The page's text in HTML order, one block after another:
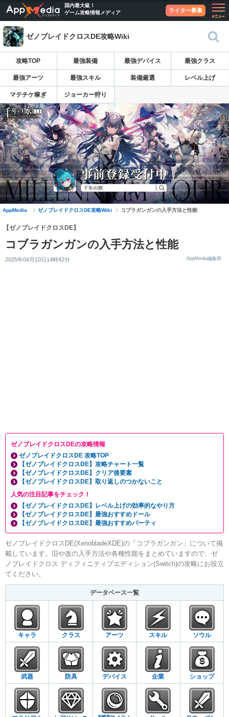
国内最大級！
ゲーム攻略情報メディア
ライター募集
ゼノブレイドクロスDE攻略Wiki
攻略TOP 最強装備 最強デバイス 最強クラス
最強アーツ 最強スキル 装備厳選 レベル上げ
マテチケ稼ぎ ジョーカー狩り
AppMedia ゼノブレイドクロスDE攻略Wiki コブラガンガンの入手方法と性能
【ゼノブレイドクロスDE】
コブラガンガンの入手方法と性能
2025年04月10日14時42分 AppMedia編集部
ゼノブレイドクロスDEの攻略情報
ゼノブレイドクロスDE 攻略TOP
【ゼノブレイドクロスDE】攻略チャート一覧
【ゼノブレイドクロスDE】クリア後要素
【ゼノブレイドクロスDE】取り返しのつかないこと
人気の注目記事をチェック！
【ゼノブレイドクロスDE】レベル上げの効率的なやり方
【ゼノブレイドクロスDE】最強おすすめドール
【ゼノブレイドクロスDE】最強おすすめパーティ
ゼノブレイドクロスDE(XenobladeXDE)の「コブラガンガン」について掲
載しています。旧や改の入手方法や各種性能をまとめていますので、ゼ
ノブレイドクロス ディフィニティブエディション(Switch)の攻略にお役立
てください。
データベース一覧
キャラ クラス アーツ スキル ソウル
武器 防具 デバイス 企業 ショップ